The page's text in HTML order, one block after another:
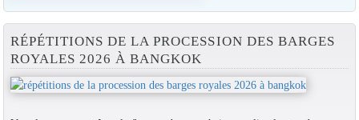
RÉPÉTITIONS DE LA PROCESSION DES BARGES
ROYALES 2026 À BANGKOK